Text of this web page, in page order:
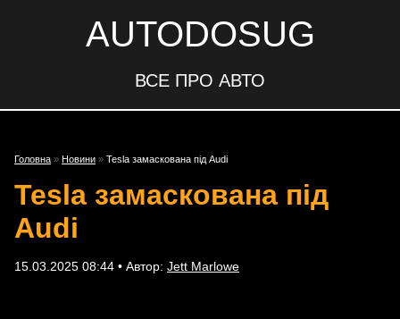
AUTODOSUG
ВСЕ ПРО АВТО
Головна » Новини » Tesla замаскована під Audi
Tesla замаскована під
Audi
15.03.2025 08:44 • Автор: Jett Marlowe